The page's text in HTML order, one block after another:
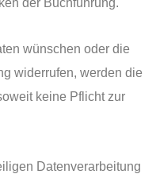
der Buchführung.
wünschen oder die
widerrufen, werden die
keine Pflicht zur
Datenverarbeitung